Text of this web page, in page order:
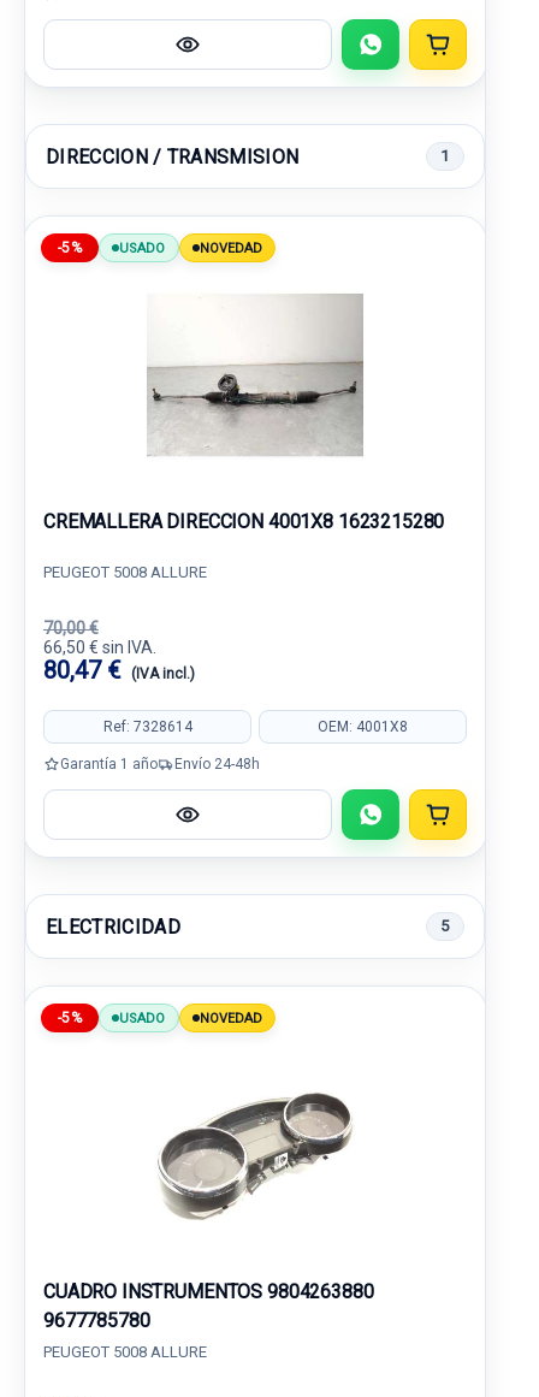
DIRECCION / TRANSMISION 1
-5% USADO NOVEDAD
CREMALLERA DIRECCION 4001X8 1623215280
PEUGEOT 5008 ALLURE
70,00 €
66,50 € sin IVA.
80,47 € (IVA incl.)
Ref: 7328614 OEM: 4001X8
Garantía 1 año Envío 24-48h
ELECTRICIDAD 5
-5% USADO NOVEDAD
CUADRO INSTRUMENTOS 9804263880
9677785780
PEUGEOT 5008 ALLURE